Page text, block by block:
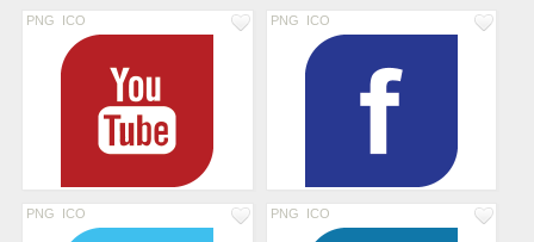
PNG ICO PNG ICO
PNG ICO PNG ICO